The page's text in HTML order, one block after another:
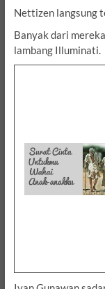
Nettizen langsung
Banyak dari
lambang Illuminati.